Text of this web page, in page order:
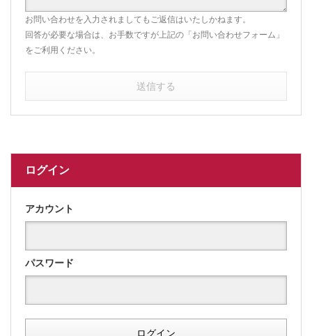
お問い合わせを入力されましてもご返信はいたしかねます。
回答が必要な場合は、お手数ですが上記の「お問い合わせフォーム」
をご利用ください。
送信する
ログイン
アカウント
パスワード
ログイン